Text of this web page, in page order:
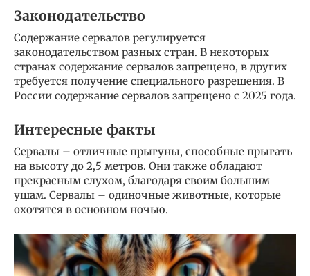
Законодательство
Содержание сервалов регулируется
законодательством разных стран. В некоторых
странах содержание сервалов запрещено, в других
требуется получение специального разрешения. В
России содержание сервалов запрещено с 2025 года.
Интересные факты
Сервалы – отличные прыгуны, способные прыгать
на высоту до 2,5 метров. Они также обладают
прекрасным слухом, благодаря своим большим
ушам. Сервалы – одиночные животные, которые
охотятся в основном ночью.